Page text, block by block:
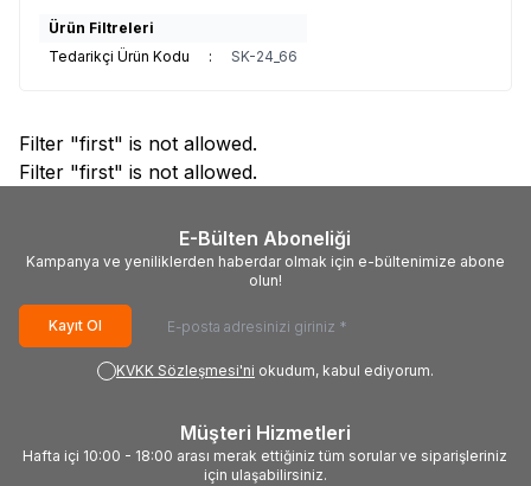
Ürün Filtreleri
Tedarikçi Ürün Kodu
: SK-24_66
Filter "first" is not allowed.
Filter "first" is not allowed.
E-Bülten Aboneliği
Kampanya ve yeniliklerden haberdar olmak için e-bültenimize abone
olun!
Kayıt Ol
KVKK Sözleşmesi'ni okudum, kabul ediyorum.
Müşteri Hizmetleri
Hafta içi 10:00 - 18:00 arası merak ettiğiniz tüm sorular ve siparişleriniz
için ulaşabilirsiniz.